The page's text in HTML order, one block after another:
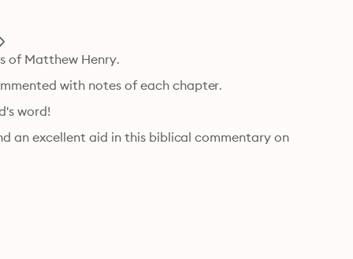
of Matthew Henry.
with notes of each chapter.
word!
an excellent aid in this biblical commentary on